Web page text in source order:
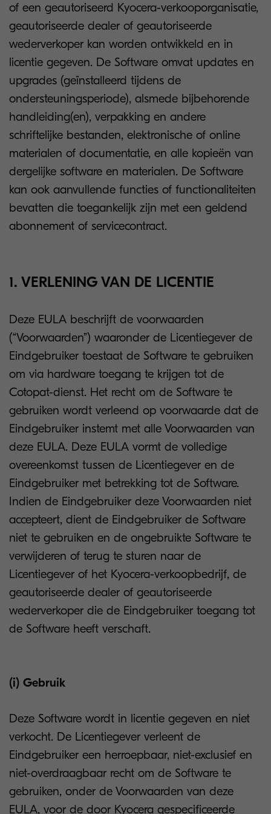
of een geautoriseerd Kyocera-verkooporganisatie,
geautoriseerde dealer of geautoriseerde
wederverkoper kan worden ontwikkeld en in
licentie gegeven. De Software omvat updates en
upgrades (geïnstalleerd tijdens de
ondersteuningsperiode), alsmede bijbehorende
handleiding(en), verpakking en andere
schriftelijke bestanden, elektronische of online
materialen of documentatie, en alle kopieën van
dergelijke software en materialen. De Software
kan ook aanvullende functies of functionaliteiten
bevatten die toegankelijk zijn met een geldend
abonnement of servicecontract.
1. VERLENING VAN DE LICENTIE
Deze EULA beschrijft de voorwaarden
(“Voorwaarden”) waaronder de Licentiegever de
Eindgebruiker toestaat de Software te gebruiken
om via hardware toegang te krijgen tot de
Cotopat-dienst. Het recht om de Software te
gebruiken wordt verleend op voorwaarde dat de
Eindgebruiker instemt met alle Voorwaarden van
deze EULA. Deze EULA vormt de volledige
overeenkomst tussen de Licentiegever en de
Eindgebruiker met betrekking tot de Software.
Indien de Eindgebruiker deze Voorwaarden niet
accepteert, dient de Eindgebruiker de Software
niet te gebruiken en de ongebruikte Software te
verwijderen of terug te sturen naar de
Licentiegever of het Kyocera-verkoopbedrijf, de
geautoriseerde dealer of geautoriseerde
wederverkoper die de Eindgebruiker toegang tot
de Software heeft verschaft.
(i) Gebruik
Deze Software wordt in licentie gegeven en niet
verkocht. De Licentiegever verleent de
Eindgebruiker een herroepbaar, niet-exclusief en
niet-overdraagbaar recht om de Software te
gebruiken, onder de Voorwaarden van deze
EULA, voor de door Kyocera gespecificeerde